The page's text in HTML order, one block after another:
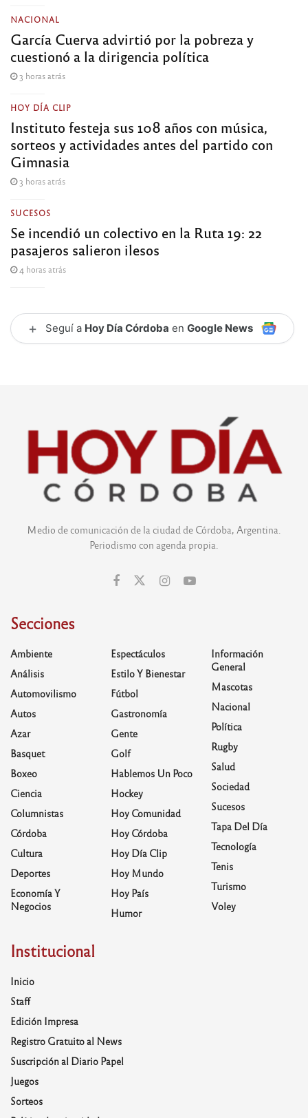
NACIONAL
García Cuerva advirtió por la pobreza y
cuestionó a la dirigencia política
3 horas atrás
HOY DÍA CLIP
Instituto festeja sus 108 años con música,
sorteos y actividades antes del partido con
Gimnasia
3 horas atrás
SUCESOS
Se incendió un colectivo en la Ruta 19: 22
pasajeros salieron ilesos
4 horas atrás
+ Seguí a Hoy Día Córdoba en Google News
Medio de comunicación de la ciudad de Córdoba, Argentina.
Periodismo con agenda propia.
Secciones
Ambiente
Análisis
Automovilismo
Autos
Azar
Basquet
Boxeo
Ciencia
Columnistas
Córdoba
Cultura
Deportes
Economía Y
Negocios
Espectáculos
Estilo Y Bienestar
Fútbol
Gastronomía
Gente
Golf
Hablemos Un Poco
Hockey
Hoy Comunidad
Hoy Córdoba
Hoy Día Clip
Hoy Mundo
Hoy País
Humor
Información
General
Mascotas
Nacional
Política
Rugby
Salud
Sociedad
Sucesos
Tapa Del Día
Tecnología
Tenis
Turismo
Voley
Institucional
Inicio
Staff
Edición Impresa
Registro Gratuito al News
Suscripción al Diario Papel
Juegos
Sorteos